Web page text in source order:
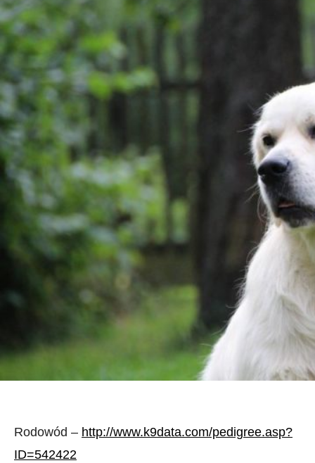
Rodowód – http://www.k9data.com/pedigree.asp?
ID=542422